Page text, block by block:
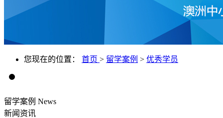
您现在的位置： 首页 > 留学案例 > 优秀学员
留学案例 News
新闻资讯